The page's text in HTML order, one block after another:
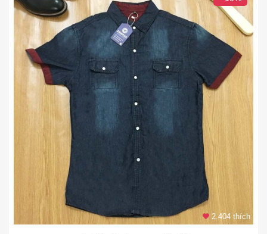
2.404 thích